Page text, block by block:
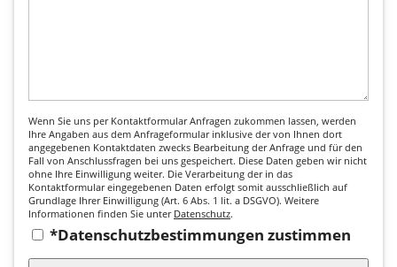
Wenn Sie uns per Kontaktformular Anfragen zukommen lassen, werden
Ihre Angaben aus dem Anfrageformular inklusive der von Ihnen dort
angegebenen Kontaktdaten zwecks Bearbeitung der Anfrage und für den
Fall von Anschlussfragen bei uns gespeichert. Diese Daten geben wir nicht
ohne Ihre Einwilligung weiter. Die Verarbeitung der in das
Kontaktformular eingegebenen Daten erfolgt somit ausschließlich auf
Grundlage Ihrer Einwilligung (Art. 6 Abs. 1 lit. a DSGVO). Weitere
Informationen finden Sie unter Datenschutz.
*Datenschutzbestimmungen zustimmen